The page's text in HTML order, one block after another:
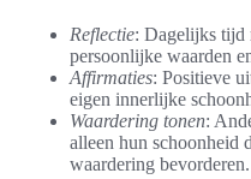
Reflectie: Dagelijks tijd
persoonlijke waarden
Affirmaties: Positieve
eigen innerlijke
Waardering tonen:
alleen hun schoonheid
waardering bevorderen.